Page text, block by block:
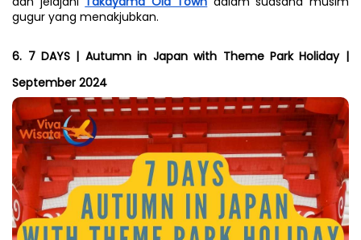
gugur yang menakjubkan.
6. 7 DAYS | Autumn in Japan with Theme Park Holiday |
September 2024